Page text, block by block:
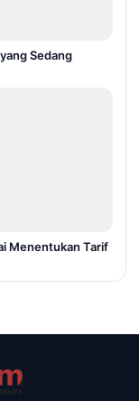
Sedang
Menentukan Tarif